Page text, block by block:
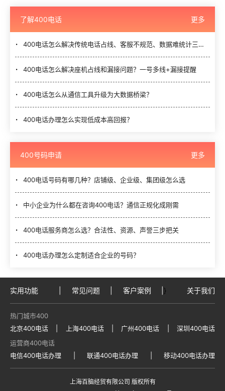
了解400电话 更多
400电话怎么解决传统电话占线、客服不规范、数据难统计三大难题？
400电话怎么解决座机占线和漏接问题？一号多线+漏接提醒
400电话怎么从通信工具升级为大数据桥梁？
400电话办理怎么实现低成本高回报？
400号码申请 更多
400电话号码有哪几种？店铺级、企业级、集团级怎么选
中小企业为什么都在咨询400电话？通信正规化成刚需
400电话服务商怎么选？合法性、资源、声誉三步把关
400电话办理怎么定制适合企业的号码？
实用功能 常见问题 客户案例 } 关于我们
热门城市400
北京400电话
上海400电话 广州400电话
深圳400电话
运营商400电话
电信400电话办理
联通400电话办理 移动400电话办理
上海百脑经贸有限公司 版权所有